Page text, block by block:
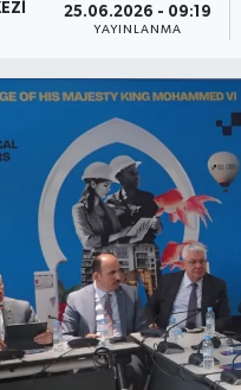
25.06.2026 - 09:19
YAYINLANMA